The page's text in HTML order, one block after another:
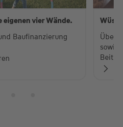
eigenen vier Wände.
Baufinanzierung
Über
sowie